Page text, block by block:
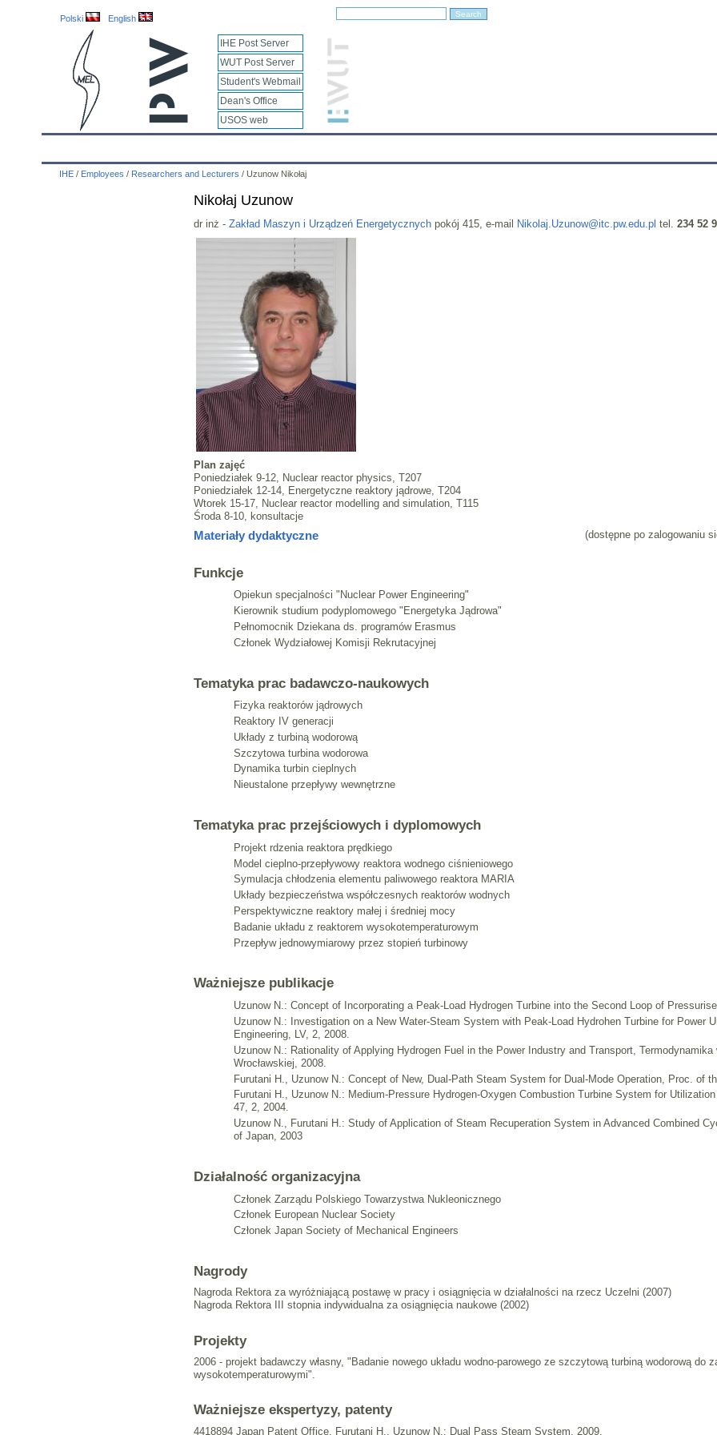
Polski English
IHE Post Server
WUT Post Server
Student's Webmail
Dean's Office
USOS web
IHE / Employees / Researchers and Lecturers / Uzunow Nikołaj
Nikołaj Uzunow
dr inż - Zakład Maszyn i Urządzeń Energetycznychpokój 415, e-mail Nikolaj.Uzunow@itc.pw.edu.pl tel. 234 52
Plan zajęć
Poniedziałek 9-12, Nuclear reactor physics, T207
Poniedziałek 12-14, Energetyczne reaktory jądrowe, T204
Wtorek 15-17, Nuclear reactor modelling and simulation, T115
Środa 8-10, konsultacje
Materiały dydaktyczne (dostępne po zalogowaniu
Funkcje
Opiekun specjalności "Nuclear Power Engineering"
Kierownik studium podyplomowego "Energetyka Jądrowa"
Pełnomocnik Dziekana ds. programów Erasmus
Członek Wydziałowej Komisji Rekrutacyjnej
Tematyka prac badawczo-naukowych
Fizyka reaktorów jądrowych
Reaktory IV generacji
Układy z turbiną wodorową
Szczytowa turbina wodorowa
Dynamika turbin cieplnych
Nieustalone przepływy wewnętrzne
Tematyka prac przejściowych i dyplomowych
Projekt rdzenia reaktora prędkiego
Model cieplno-przepływowy reaktora wodnego ciśnieniowego
Symulacja chłodzenia elementu paliwowego reaktora MARIA
Układy bezpieczeństwa współczesnych reaktorów wodnych
Perspektywiczne reaktory małej i średniej mocy
Badanie układu z reaktorem wysokotemperaturowym
Przepływ jednowymiarowy przez stopień turbinowy
Ważniejsze publikacje
Uzunow N.: Concept of Incorporating a Peak-Load Hydrogen Turbine into the Second Loop of
Uzunow N.: Investigation on a New Water-Steam System with Peak-Load Hydrohen Turbine for Power
Engineering, LV, 2, 2008.
Uzunow N.: Rationality of Applying Hydrogen Fuel in the Power Industry and Transport,
Wrocławskiej, 2008.
Furutani H., Uzunow N.: Concept of New, Dual-Path Steam System for Dual-Mode Operation, Proc. of
Furutani H., Uzunow N.: Medium-Pressure Hydrogen-Oxygen Combustion Turbine System for
47, 2, 2004.
Uzunow N., Furutani H.: Study of Application of Steam Recuperation System in Advanced Combined
of Japan, 2003
Działalność organizacyjna
Członek Zarządu Polskiego Towarzystwa Nukleonicznego
Członek European Nuclear Society
Członek Japan Society of Mechanical Engineers
Nagrody
Nagroda Rektora za wyróżniającą postawę w pracy i osiągnięcia w działalności na rzecz Uczelni (2007)
Nagroda Rektora III stopnia indywidualna za osiągnięcia naukowe (2002)
Projekty
2006 - projekt badawczy własny, "Badanie nowego układu wodno-parowego ze szczytową turbiną wodorową
wysokotemperaturowymi".
Ważniejsze ekspertyzy, patenty
4418894 Japan Patent Office, Furutani H., Uzunow N.: Dual Pass Steam System, 2009.